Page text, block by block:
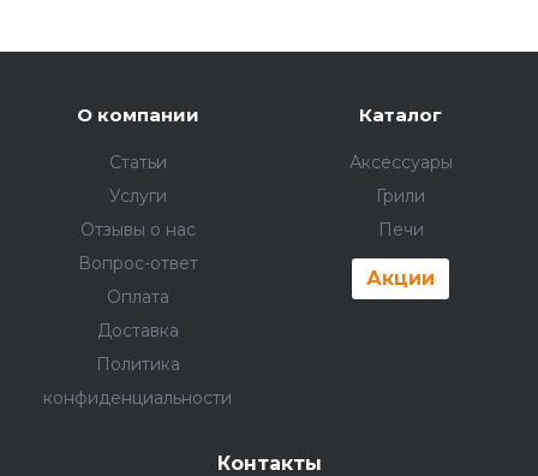
О компании
Статьи
Услуги
Отзывы о нас
Вопрос-ответ
Оплата
Доставка
Политика
конфиденциальности
Каталог
Аксессуары
Грили
Печи
Акции
Контакты